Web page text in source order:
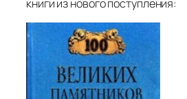
книги из нового поступления: